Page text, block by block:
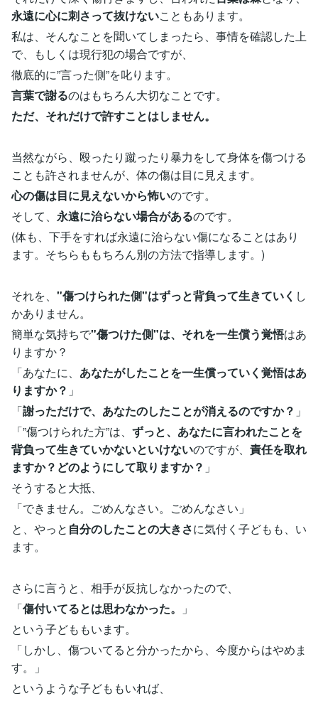
永遠に心に刺さって抜けないこともあります。
私は、そんなことを聞いてしまったら、事情を確認した上
で、もしくは現行犯の場合ですが、
徹底的に”言った側”を叱ります。
言葉で謝るのはもちろん大切なことです。
ただ、それだけで許すことはしません。
当然ながら、殴ったり蹴ったり暴力をして身体を傷つける
ことも許されませんが、体の傷は目に見えます。
心の傷は目に見えないから怖いのです。
そして、 永遠に治らない場合があるのです。
(体も、下手をすれば永遠に治らない傷になることはあり
ます。そちらももちろん別の方法で指導します。)
それを、 "傷つけられた側"はずっと背負って生きていく し
かありません。
簡単な気持ちで"傷つけた側"は、それを一生償う覚悟はあ
りますか？
「あなたに、 あなたがしたことを一生償っていく覚悟はあ
りますか？ 」
「謝っただけで、あなたのしたことが消えるのですか？ 」
「”傷つけられた方”は、 ずっと、あなたに言われたことを
背負って生きていかないといけないのですが、 責任を取れ
ますか？どのようにして取りますか？ 」
そうすると大抵、
「できません。ごめんなさい。ごめんなさい」
と、やっと 自分のしたことの大きさに気付く子どもも、い
ます。
さらに言うと、相手が反抗しなかったので、
「傷付いてるとは思わなかった。
」
という子どももいます。
「しかし、傷ついてると分かったから、今度からはやめま
す。」
というような子どももいれば、